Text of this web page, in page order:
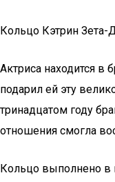
Кольцо Кэтрин Зета-
Актриса находится в
подарил ей эту
тринадцатом году
отношения смогла
Кольцо выполнено в